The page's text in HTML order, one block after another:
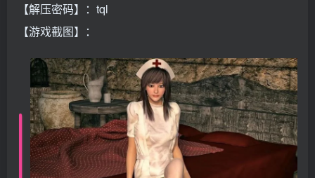
【解压密码】：tql
【游戏截图】：